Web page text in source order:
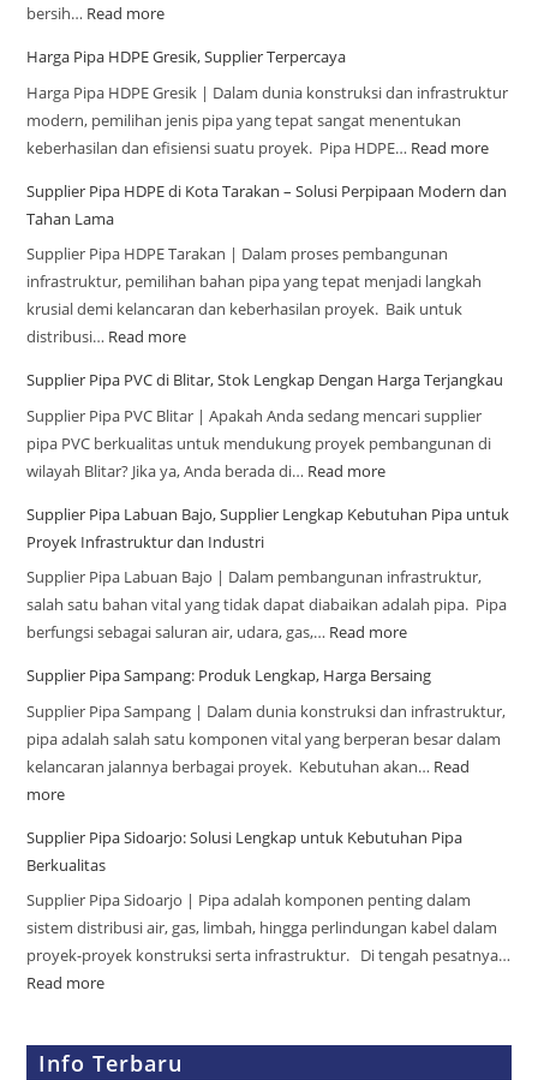
bersih… Read more
Harga Pipa HDPE Gresik, Supplier Terpercaya
Harga Pipa HDPE Gresik | Dalam dunia konstruksi dan infrastruktur
modern, pemilihan jenis pipa yang tepat sangat menentukan
keberhasilan dan efisiensi suatu proyek. Pipa HDPE… Read more
Supplier Pipa HDPE di Kota Tarakan – Solusi Perpipaan Modern dan
Tahan Lama
Supplier Pipa HDPE Tarakan | Dalam proses pembangunan
infrastruktur, pemilihan bahan pipa yang tepat menjadi langkah
krusial demi kelancaran dan keberhasilan proyek. Baik untuk
distribusi… Read more
Supplier Pipa PVC di Blitar, Stok Lengkap Dengan Harga Terjangkau
Supplier Pipa PVC Blitar | Apakah Anda sedang mencari supplier
pipa PVC berkualitas untuk mendukung proyek pembangunan di
wilayah Blitar? Jika ya, Anda berada di… Read more
Supplier Pipa Labuan Bajo, Supplier Lengkap Kebutuhan Pipa untuk
Proyek Infrastruktur dan Industri
Supplier Pipa Labuan Bajo | Dalam pembangunan infrastruktur,
salah satu bahan vital yang tidak dapat diabaikan adalah pipa. Pipa
berfungsi sebagai saluran air, udara, gas,… Read more
Supplier Pipa Sampang: Produk Lengkap, Harga Bersaing
Supplier Pipa Sampang | Dalam dunia konstruksi dan infrastruktur,
pipa adalah salah satu komponen vital yang berperan besar dalam
kelancaran jalannya berbagai proyek. Kebutuhan akan… Read
more
Supplier Pipa Sidoarjo: Solusi Lengkap untuk Kebutuhan Pipa
Berkualitas
Supplier Pipa Sidoarjo | Pipa adalah komponen penting dalam
sistem distribusi air, gas, limbah, hingga perlindungan kabel dalam
proyek-proyek konstruksi serta infrastruktur. Di tengah pesatnya…
Read more
Info Terbaru